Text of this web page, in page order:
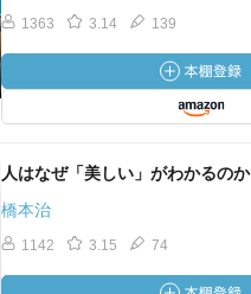
1363 3.14 139
人はなぜ「美しい」がわかるのか
橋本治
1142 3.15 74